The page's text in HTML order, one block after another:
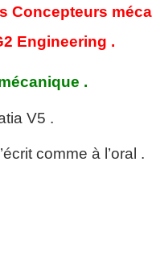
Concepteurs
Engineering .
.
V5 .
comme à l’oral .